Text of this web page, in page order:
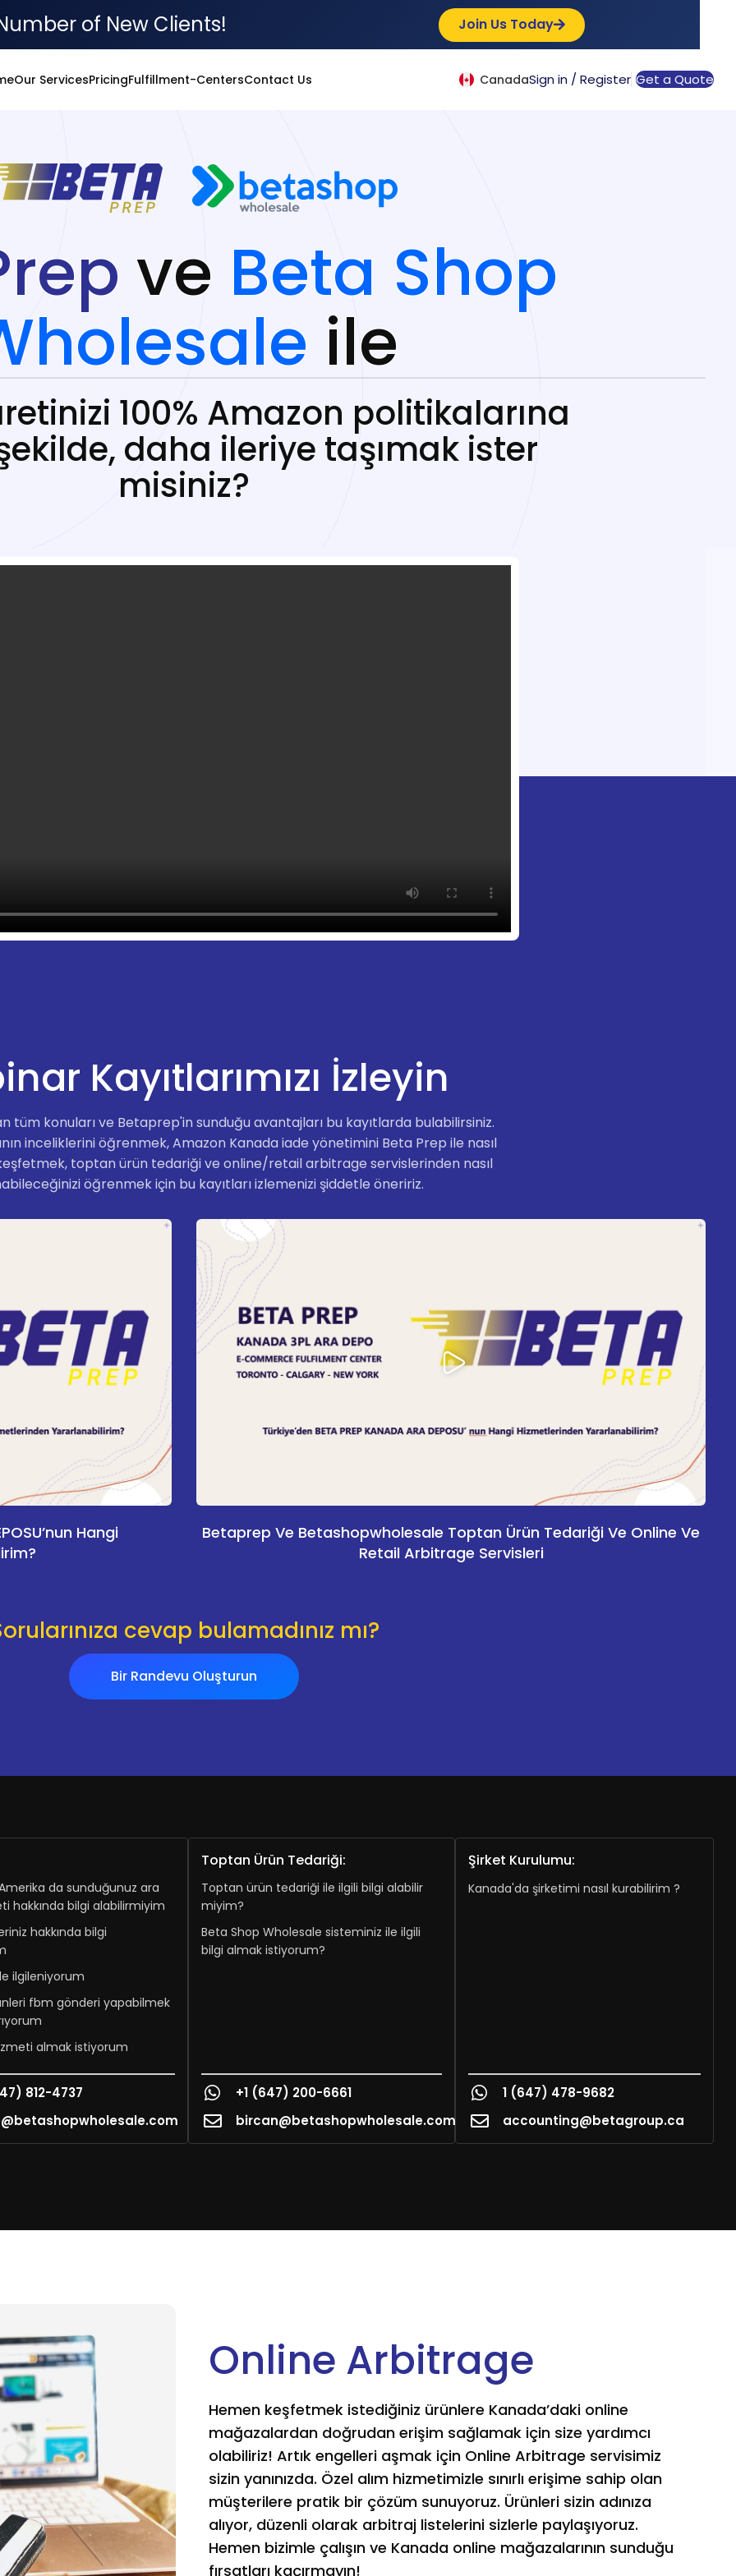
Our ServicesPricingFulfillment-CentersContact Us CanadaSign in / Register Get a Quote
ve Beta Shop
ile
100% Amazon politikalarına
daha ileriye taşımak ister
misiniz?
Kayıtlarımızı İzleyin
tüm konuları ve Betaprep'in sunduğu avantajları bu kayıtlarda bulabilirsiniz.
inceliklerini öğrenmek, Amazon Kanada iade yönetimini Beta Prep ile nasıl
toptan ürün tedariği ve online/retail arbitrage servislerinden nasıl
öğrenmek için bu kayıtları izlemenizi şiddetle öneririz.
Hangi
Betaprep Ve Betashopwholesale Toptan Ürün Tedariği Ve Online Ve
Retail Arbitrage Servisleri​
cevap bulamadınız mı?
Bir Randevu Oluşturun
da sunduğunuz ara
hakkında bilgi alabilirmiyim
hakkında bilgi
ilgileniyorum
fbm gönderi yapabilmek
almak istiyorum
812-4737
Toptan Ürün Tedariği:
Toptan ürün tedariği ile ilgili bilgi alabilir
miyim?
Beta Shop Wholesale sisteminiz ile ilgili
bilgi almak istiyorum?
+1 (647) 200-6661
bircan@betashopwholesale.com
Şirket Kurulumu:
Kanada'da şirketimi nasıl kurabilirim ?
1 (647) 478-9682
accounting@betagroup.ca
Online Arbitrage
Hemen keşfetmek istediğiniz ürünlere Kanada’daki online
mağazalardan doğrudan erişim sağlamak için size yardımcı
olabiliriz! Artık engelleri aşmak için Online Arbitrage servisimiz
sizin yanınızda. Özel alım hizmetimizle sınırlı erişime sahip olan
müşterilere pratik bir çözüm sunuyoruz. Ürünleri sizin adınıza
alıyor, düzenli olarak arbitraj listelerini sizlerle paylaşıyoruz.
Hemen bizimle çalışın ve Kanada online mağazalarının sunduğu
fırsatları kaçırmayın!
of New Clients! Join Us Today